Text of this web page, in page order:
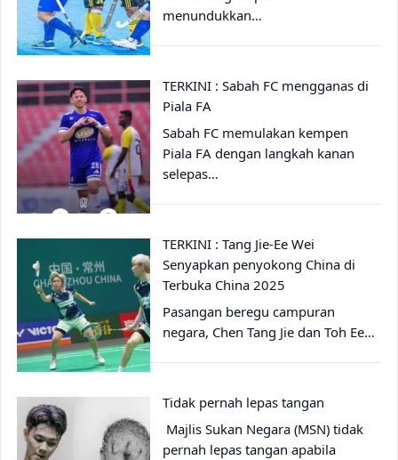
menundukkan…
TERKINI : Sabah FC mengganas di
Piala FA
Sabah FC memulakan kempen
Piala FA dengan langkah kanan
selepas…
TERKINI : Tang Jie-Ee Wei
Senyapkan penyokong China di
Terbuka China 2025
Pasangan beregu campuran
negara, Chen Tang Jie dan Toh Ee…
Tidak pernah lepas tangan
Majlis Sukan Negara (MSN) tidak
pernah lepas tangan apabila